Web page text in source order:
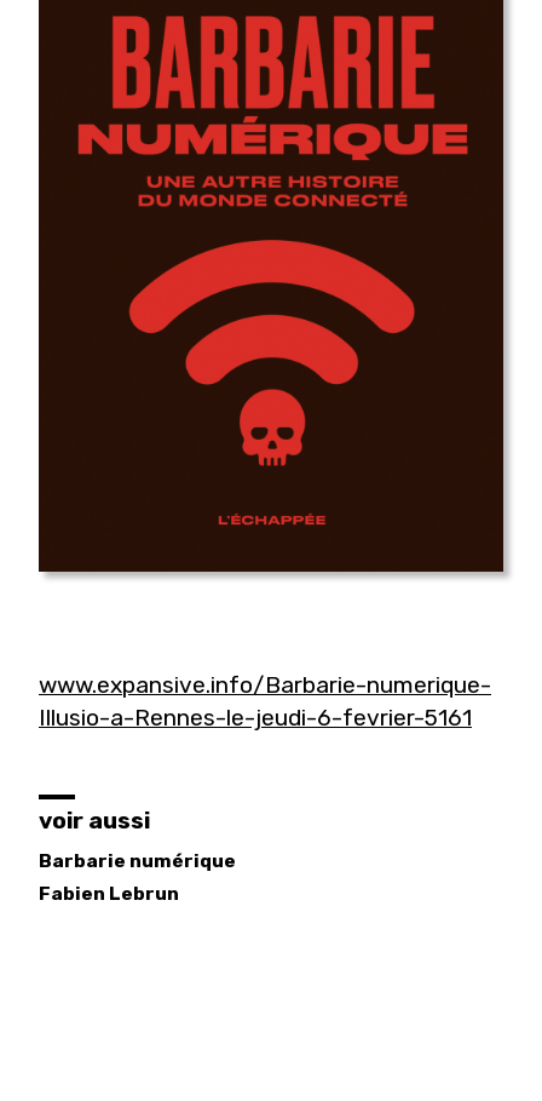
www.expansive.info/Barbarie-numerique-
Illusio-a-Rennes-le-jeudi-6-fevrier-5161
voir aussi
Barbarie numérique
Fabien Lebrun